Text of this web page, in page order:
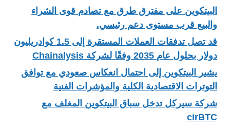
البيتكوين على مفترق طرق مع تصادم قوى الشراء
والبيع قرب مستوى دعم رئيسي.
قد تصل تدفقات العملات المستقرة إلى 1.5 كوادريليون
دولار بحلول عام 2035 وفقًا لشركة Chainalysis
يشير البيتكوين إلى احتمال انعكاس صعودي مع توافق
التوترات الاقتصادية الكلية والمؤشرات الفنية
شركة سيركل تدخل سباق البيتكوين المغلف مع
cirBTC